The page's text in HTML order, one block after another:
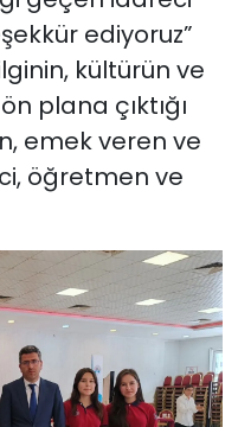
ediyoruz”
kültürün ve
plana çıktığı
emek veren ve
öğretmen ve